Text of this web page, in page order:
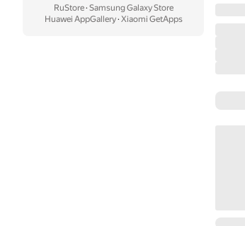
RuStore· Samsung Galaxy Store
Huawei AppGallery· Xiaomi GetApps